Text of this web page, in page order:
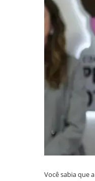
Você sabia que a